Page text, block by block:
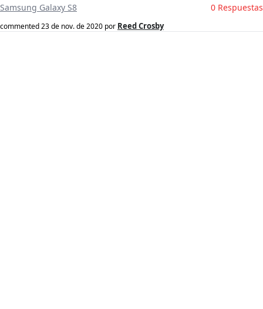
Samsung Galaxy S8 0 Respuestas
commented23 de nov. de 2020 por Reed Crosby